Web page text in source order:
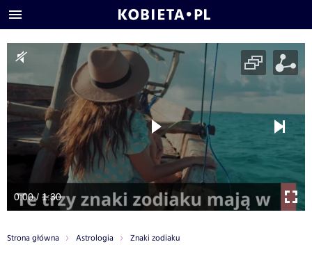
0:00 / 1:30
Strona główna Astrologia Znaki zodiaku